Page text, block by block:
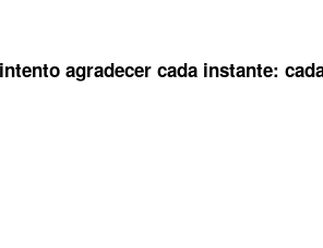
agradecer cada instante: